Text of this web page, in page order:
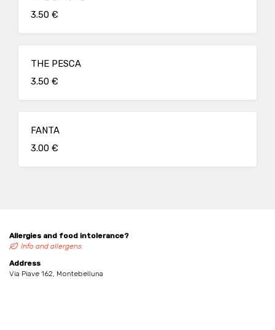
3.50 €
THE PESCA
3.50 €
FANTA
3.00 €
Allergies and food intolerance?
Info and allergens
Address
Via Piave 162, Montebelluna